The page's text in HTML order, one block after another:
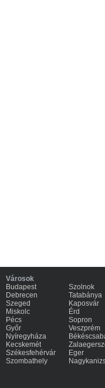
Városok
Budapest
Debrecen
Szeged
Miskolc
Pécs
Győr
Nyíregyháza
Kecskemét
Székesfehérvár
Szombathely
Szolnok
Tatabánya
Kaposvár
Érd
Sopron
Veszprém
Eger